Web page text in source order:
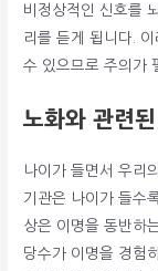
비정상적인 신호를
리를 듣게 됩니다.
수 있으므로 주의가
노화와 관련
나이가 들면서 우리
기관은 나이가 들수
상은 이명을 동반하
당수가 이명을 경험